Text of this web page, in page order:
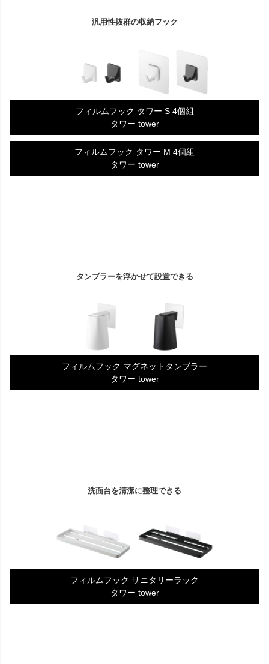
汎用性抜群の収納フック
フィルムフック タワー S 4個組
タワー tower
フィルムフック タワー M 4個組
タワー tower
タンブラーを浮かせて設置できる
フィルムフック マグネットタンブラー
タワー tower
洗面台を清潔に整理できる
フィルムフック サニタリーラック
タワー tower